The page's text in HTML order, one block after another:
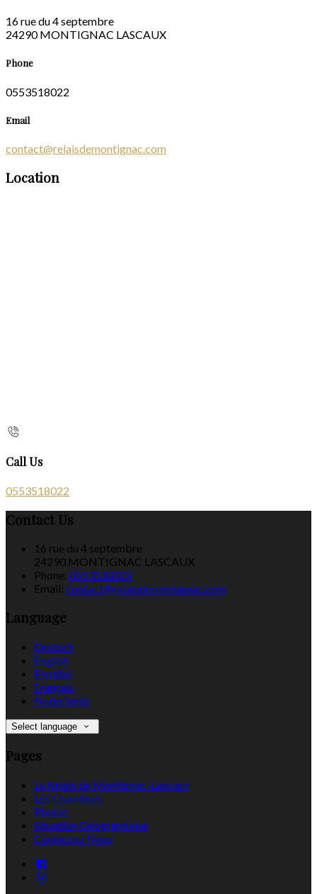
16 rue du 4 septembre
24290 MONTIGNAC LASCAUX
Phone
0553518022
Email
contact@relaisdemontignac.com
Location
Call Us
0553518022
Contact Us
16 rue du 4 septembre
24290 MONTIGNAC LASCAUX
Phone: 0553518022
Email: contact@relaisdemontignac.com
Language
Deutsch
English
Español
Français
Nederlands
Select language
Pages
Le Relais de Montignac-Lascaux
Les Chambres
Photos
Situation Géographique
Contactez Nous